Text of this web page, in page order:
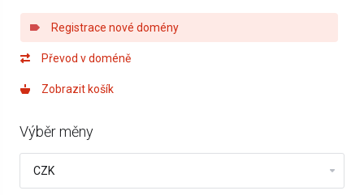
Registrace nové domény
Převod v doméně
Zobrazit košík
Výběr měny